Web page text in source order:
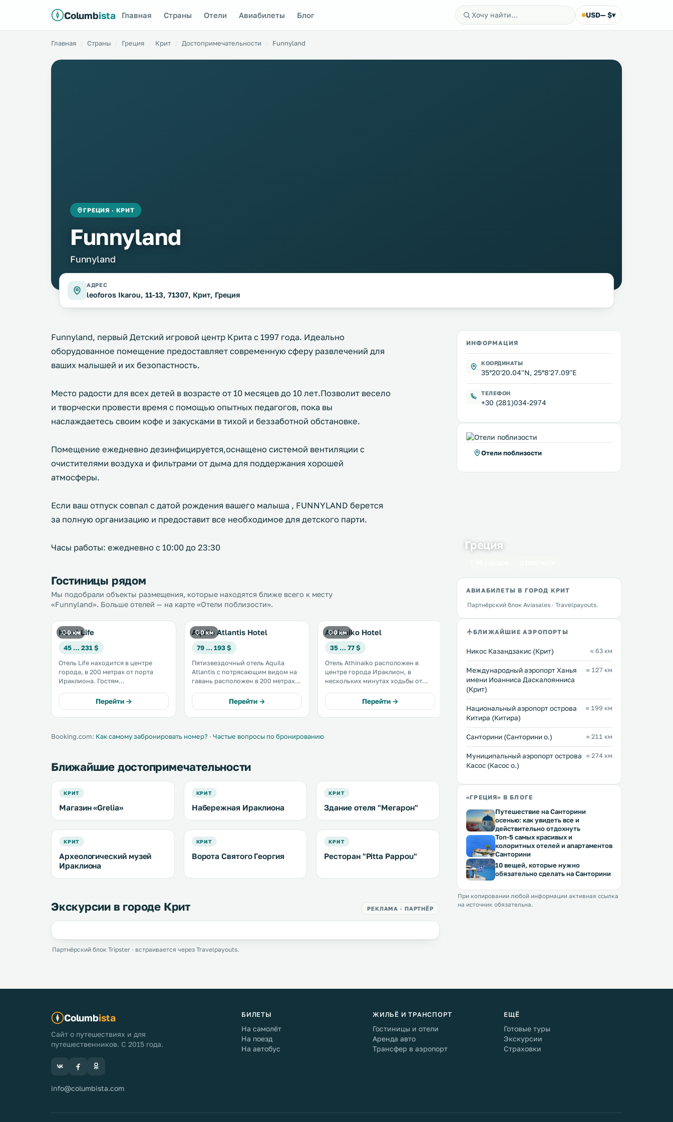
Columbista Главная Страны Отели Авиабилеты Блог USD— $▾
Главная Страны Греция Крит Достопримечательности Funnyland
ГРЕЦИЯ · КРИТ
Funnyland
Funnyland
АДРЕС
leoforos Ikarou, 11-13, 71307, Крит, Греция
Funnyland, первый Детский игровой центр Крита с 1997 года. Идеально
оборудованное помещение предоставляет современную сферу развлечений для
ваших малышей и их безопастность.
Место радости для всех детей в возрасте от 10 месяцев до 10 лет.Позволит весело
и творчески провести время с помощью опытных педагогов, пока вы
наслаждаетесь своим кофе и закусками в тихой и беззаботной обстановке.
Помещение ежедневно дезинфицируется,оснащено системой вентиляции с
очистителями воздуха и фильтрами от дыма для поддержания хорошей
атмосферы.
Если ваш отпуск совпал с датой рождения вашего малыша , FUNNYLAND берется
за полную организацию и предоставит все необходимое для детского парти.
Часы работы: ежедневно с 10:00 до 23:30
Гостиницы рядом
Мы подобрали объекты размещения, которые находятся ближе всего к месту
«Funnyland». Больше отелей — на карте «Отели поблизости».
0 км
Hotel Life
45 … 231 $
Отель Life находится в центре
города, в 200 метрах от порта
Ираклиона. Гостям
современными удобствами,
включая беспроводной доступ в
Интернет. Во всем здании отеля
Перейти →
0 км
Aquila Atlantis Hotel
79 … 193 $
Пятизвездочный отель Aquila
Atlantis с потрясающим видом на
гавань расположен в 200 метрах
Ираклиона. К услугам гостей
открытый бассейн, полукрытый
бассейн и элегантно
Перейти →
0 км
Athinaiko Hotel
35 … 77 $
Отель Athinaiko расположен в
центре города Ираклион, в
нескольких минутах ходьбы от
собственными ванными
комнатами. В этом уютном отеле
гостям предлагается 40
Перейти →
0 км
Capsis Astoria Heraklion
59 … 185 $
Широко известный отель Capsis
Astoria Heraklion находится рядом
с Археологическим музеем. К
услугам гостей современные
номера с ЖК-телевизорами, а
также плавательный бассейн на
крыше с видом на Ираклион и
старинный Венецианский порт. .
Перейти →
81 … 381 $
Престижный 5-
GDM Megaron занимает
окон открывается вид на
порт Ираклиона. .
Booking.com: Как самому забронировать номер? · Частые вопросы по бронированию
Ближайшие достопримечательности
КРИТ
Магазин «Grelia»
КРИТ
Набережная Ираклиона
КРИТ
Здание отеля "Мегарон"
КРИТ
Археологический музей
Ираклиона
КРИТ
Ворота Святого Георгия
КРИТ
Ресторан "Pitta Pappou"
Экскурсии в городе Крит РЕКЛАМА · ПАРТНЁР
Партнёрский блок Tripster · встраивается через Travelpayouts.
ИНФОРМАЦИЯ
КООРДИНАТЫ
35°20'20.04''N, 25°8'27.09''E
ТЕЛЕФОН
+30 (281)034-2974
Отели поблизости
Греция
АВИАБИЛЕТЫ В ГОРОД КРИТ
Партнёрский блок Aviasales · Travelpayouts.
БЛИЖАЙШИЕ АЭРОПОРТЫ
Никос Казандзакис (Крит) ≈ 63 км
Международный аэропорт Ханья
имени Иоанниса Даскалоянниса
(Крит)
≈ 127 км
Национальный аэропорт острова
Китира (Китира)
≈ 199 км
Санторини (Санторини о.) ≈ 211 км
Муниципальный аэропорт острова
Касос (Касос о.)
≈ 274 км
«ГРЕЦИЯ» В БЛОГЕ
Путешествие на Санторини
осенью: как увидеть все и
действительно отдохнуть
Топ-5 самых красивых и
колоритных отелей и апартаментов
Санторини
10 вещей, которые нужно
обязательно сделать на Санторини
При копировании любой информации активная ссылка
на источник обязательна.
Columbista
Сайт о путешествиях и для
путешественников. С 2015 года.
info@columbista.com
БИЛЕТЫ
На самолёт
На поезд
На автобус
ЖИЛЬЁ И ТРАНСПОРТ
Гостиницы и отели
Аренда авто
Трансфер в аэропорт
ЕЩЁ
Готовые туры
Экскурсии
Страховки